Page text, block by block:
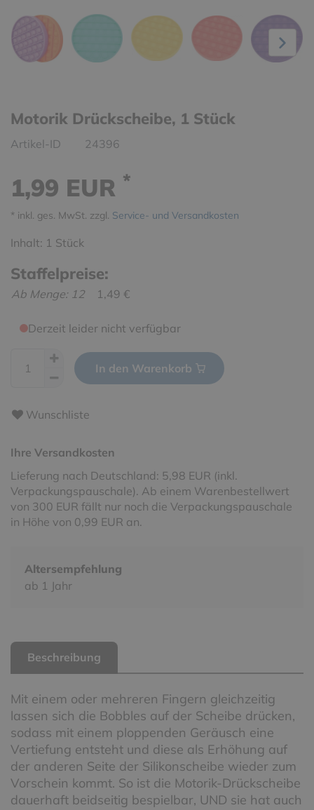
Motorik Drückscheibe, 1 Stück
Artikel-ID 24396
1,99 EUR *
* inkl. ges. MwSt. zzgl. Service- und Versandkosten
Inhalt: 1 Stück
Staffelpreise:
Ab Menge: 12 1,49 €
Derzeit leider nicht verfügbar
In den Warenkorb
Wunschliste
Ihre Versandkosten
Lieferung nach Deutschland: 5,98 EUR (inkl.
Verpackungspauschale). Ab einem Warenbestellwert
von 300 EUR fällt nur noch die Verpackungspauschale
in Höhe von 0,99 EUR an.
Altersempfehlung
ab 1 Jahr
Beschreibung
Mit einem oder mehreren Fingern gleichzeitig
lassen sich die Bobbles auf der Scheibe drücken,
sodass mit einem ploppenden Geräusch eine
Vertiefung entsteht und diese als Erhöhung auf
der anderen Seite der Silikonscheibe wieder zum
Vorschein kommt. So ist die Motorik-Drückscheibe
dauerhaft beidseitig bespielbar, UND sie hat auch